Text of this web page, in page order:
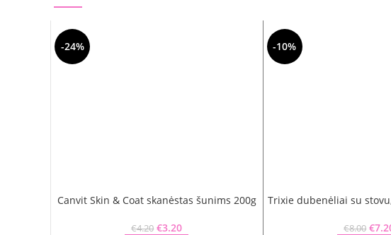
-24%
Canvit Skin & Coat skanėstas šunims 200g
€4.20 Original price was: €4.20.
€3.20
-10%
Trixie dubenėliai su
€8.00 €